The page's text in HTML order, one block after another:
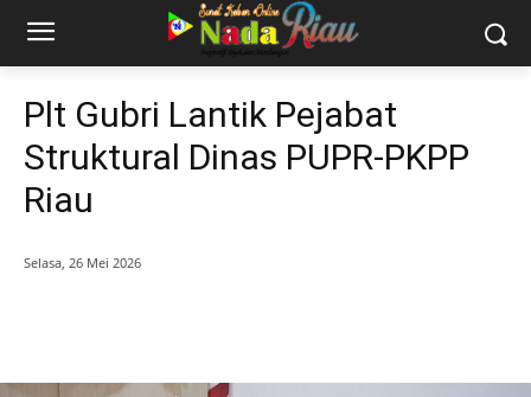
Plt Gubri Lantik Pejabat
Struktural Dinas PUPR-PKPP
Riau
Selasa, 26 Mei 2026